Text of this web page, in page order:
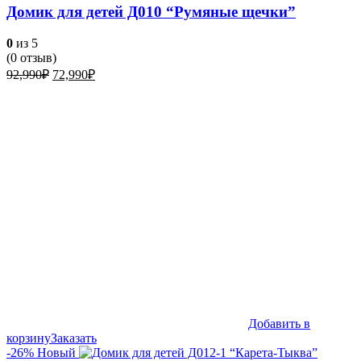
Домик для детей Д010 “Румяные щечки”
0 из 5
(0 отзыв)
92,990₽ Первоначальная
72,990₽Текущая
Добавить в
корзинуЗаказать
-26% Новый